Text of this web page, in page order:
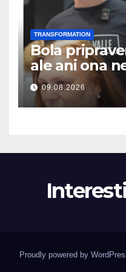
TRANSFORMATION
Bola
ale ani ona
výsledok
09.08.2026
Proudly powered by